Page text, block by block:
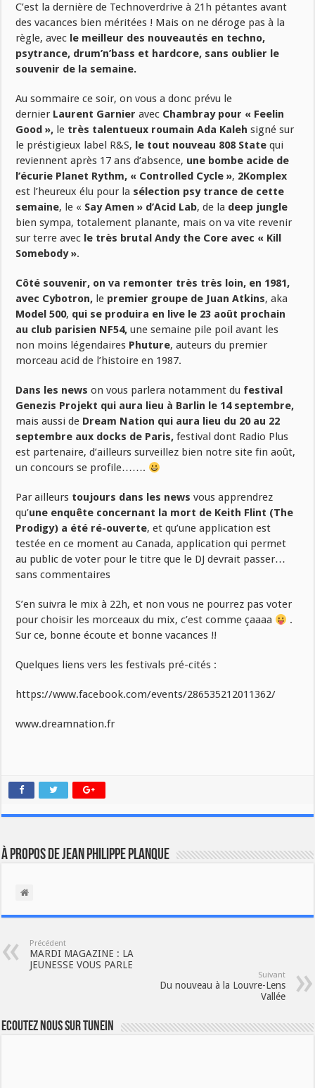
C’est la dernière de Technoverdrive à 21h pétantes avant
des vacances bien méritées ! Mais on ne déroge pas à la
règle, avec le meilleur des nouveautés en techno,
psytrance, drum’n’bass et hardcore, sans oublier le
souvenir de la semaine.
Au sommaire ce soir, on vous a donc prévu le
dernier Laurent Garnier avec Chambray pour « Feelin
Good », le très talentueux roumain Ada Kalehsigné sur
le préstigieux label R&S, le tout nouveau 808 State qui
reviennent après 17 ans d’absence, une bombe acide de
l’écurie Planet Rythm, « Controlled Cycle », 2Komplex
est l’heureux élu pour la sélection psy trance de cette
semaine, le « Say Amen » d’Acid Lab, de la deep jungle
bien sympa, totalement planante, mais on va vite revenir
sur terre avec le très brutal Andy the Core avec « Kill
Somebody ».
Côté souvenir, on va remonter très très loin, en 1981,
avec Cybotron, le premier groupe de Juan Atkins, aka
Model 500, qui se produira en live le 23 août prochain
au club parisien NF54, une semaine pile poil avant les
non moins légendaires Phuture, auteurs du premier
morceau acid de l’histoire en 1987.
Dans les news on vous parlera notamment du festival
Genezis Projekt qui aura lieu à Barlin le 14 septembre,
mais aussi de Dream Nation qui aura lieu du 20 au 22
septembre aux docks de Paris, festival dont Radio Plus
est partenaire, d’ailleurs surveillez bien notre site fin août,
un concours se profile…….
Par ailleurs toujours dans les news vous apprendrez
qu’une enquête concernant la mort de Keith Flint (The
Prodigy) a été ré-ouverte, et qu’une application est
testée en ce moment au Canada, application qui permet
au public de voter pour le titre que le DJ devrait passer…
sans commentaires
S’en suivra le mix à 22h, et non vous ne pourrez pas voter
pour choisir les morceaux du mix, c’est comme çaaaa
.
Sur ce, bonne écoute et bonne vacances !!
Quelques liens vers les festivals pré-cités :
https://www.facebook.com/events/286535212011362/
www.dreamnation.fr
À propos de Jean Philippe Planque
Précédent
MARDI MAGAZINE : LA
JEUNESSE VOUS PARLE
Suivant
Du nouveau à la Louvre-Lens
Vallée
Ecoutez nous sur TuneIn